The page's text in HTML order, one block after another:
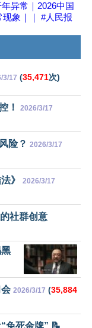
异常｜2026中国
现象｜｜ #人民报
3/17 (35,471次)
！ 2026/3/17
险？ 2026/3/17
》 2026/3/17
社群创意
2026/3/17 (35,884
免死金牌” 📝